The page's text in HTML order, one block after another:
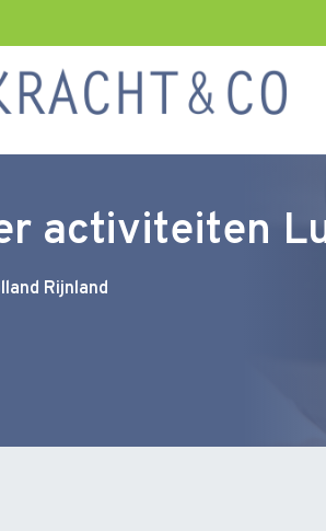
activiteiten
Rijnland